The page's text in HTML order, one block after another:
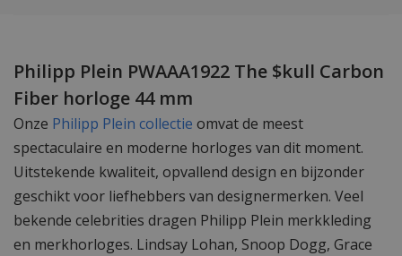
Philipp Plein PWAAA1922 The $kull Carbon
Fiber horloge 44 mm
Onze Philipp Plein collectie omvat de meest
spectaculaire en moderne horloges van dit moment.
Uitstekende kwaliteit, opvallend design en bijzonder
geschikt voor liefhebbers van designermerken. Veel
bekende celebrities dragen Philipp Plein merkkleding
en merkhorloges. Lindsay Lohan, Snoop Dogg, Grace